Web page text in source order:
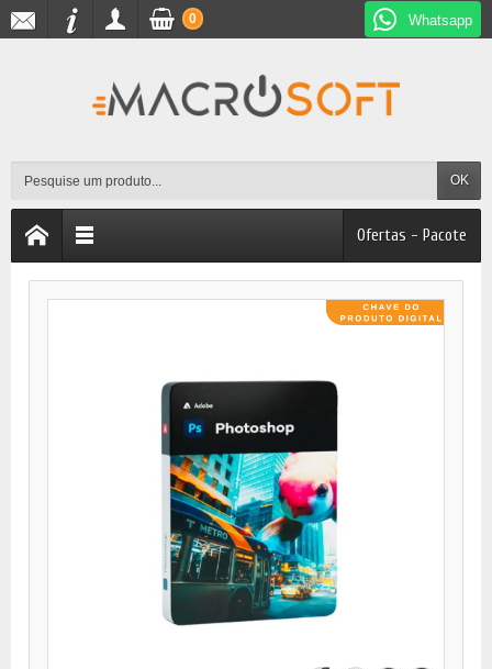
Whatsapp
OK
0
Ofertas - Pacote